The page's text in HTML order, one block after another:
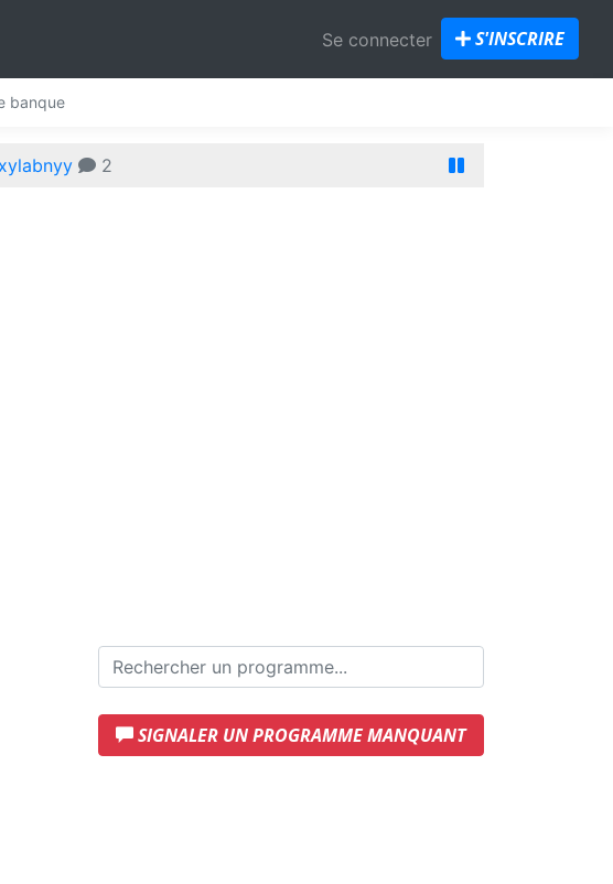
Se connecter S'INSCRIRE
banque
2
SIGNALER UN PROGRAMME MANQUANT